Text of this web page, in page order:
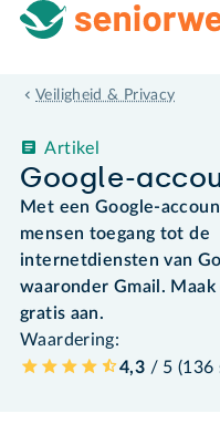
Veiligheid & Privacy
Google-
Artikel
Met een Google-
mensen toegang tot de
internetdiensten van
waaronder Gmail.
gratis aan.
Waardering:
4,3 / 5 (136